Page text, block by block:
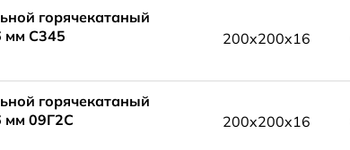
горячекатаный
мм С345
200x200x16
горячекатаный
мм 09Г2С
200x200x16